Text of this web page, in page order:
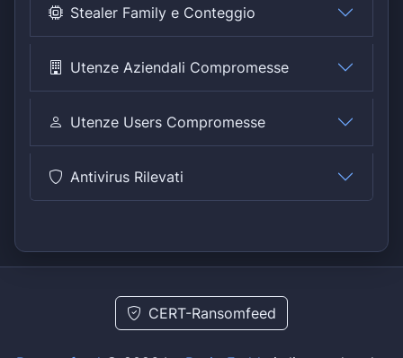
Stealer Family e Conteggio
Utenze Aziendali Compromesse
Utenze Users Compromesse
Antivirus Rilevati
CERT-Ransomfeed